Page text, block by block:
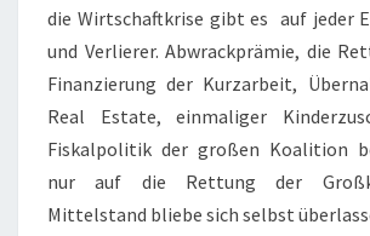
die Wirtschaftkrise gibt es auf jeder
und Verlierer. Abwrackprämie, die
Finanzierung der Kurzarbeit,
Real Estate, einmaliger
Fiskalpolitik der großen Koalition
nur auf die Rettung der
Mittelstand bliebe sich selbst